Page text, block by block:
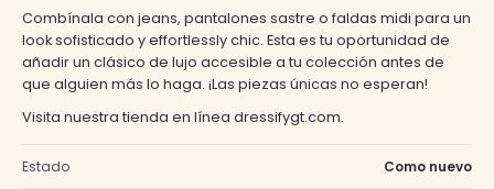
Combínala con jeans, pantalones sastre o faldas midi para un
look sofisticado y effortlessly chic. Esta es tu oportunidad de
añadir un clásico de lujo accesible a tu colección antes de
que alguien más lo haga. ¡Las piezas únicas no esperan!
Visita nuestra tienda en línea dressifygt.com.
Estado Como nuevo